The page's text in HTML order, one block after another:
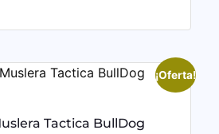
¡Oferta!
Tactica BullDog